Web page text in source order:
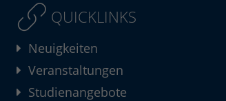
QUICKLINKS
Neuigkeiten
Veranstaltungen
Studienangebote